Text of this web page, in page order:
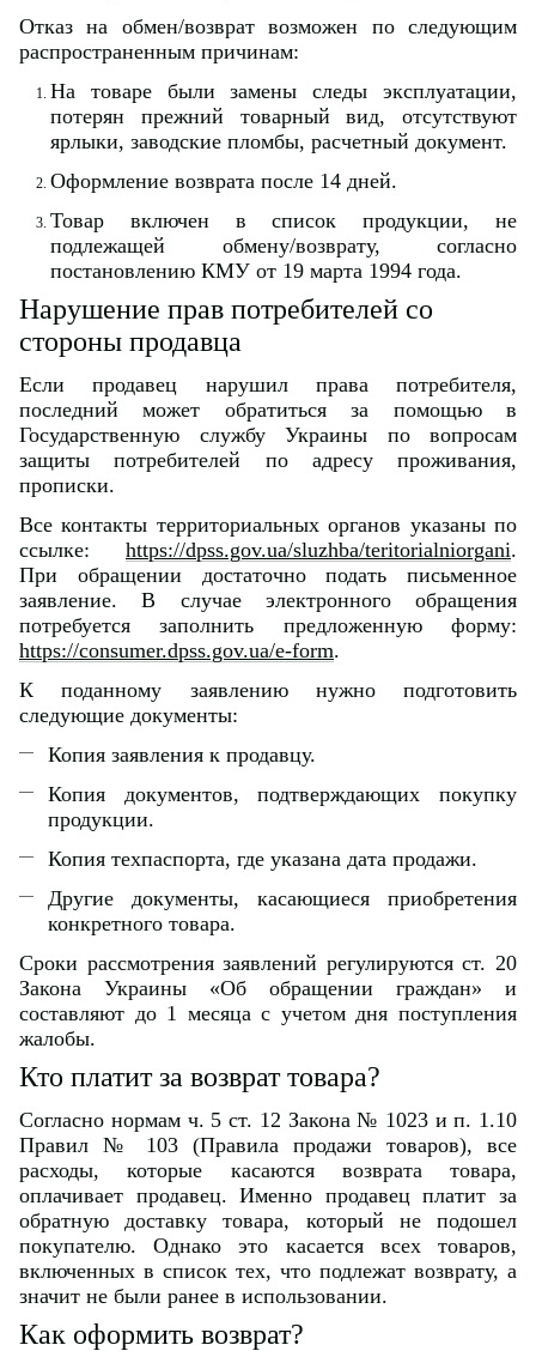
Отказ на обмен/возврат возможен по следующим
распространенным причинам:
На товаре были замены следы эксплуатации,
потерян прежний товарный вид, отсутствуют
ярлыки, заводские пломбы, расчетный документ.
Оформление возврата после 14 дней.
Товар включен в список продукции, не
подлежащей обмену/возврату, согласно
постановлению КМУ от 19 марта 1994 года.
Нарушение прав потребителей со
стороны продавца
Если продавец нарушил права потребителя,
последний может обратиться за помощью в
Государственную службу Украины по вопросам
защиты потребителей по адресу проживания,
прописки.
Все контакты территориальных органов указаны по
ссылке: https://dpss.gov.ua/sluzhba/teritorialniorgani.
При обращении достаточно подать письменное
заявление. В случае электронного обращения
потребуется заполнить предложенную форму:
https://consumer.dpss.gov.ua/e-form.
К поданному заявлению нужно подготовить
следующие документы:
Копия заявления к продавцу.
Копия документов, подтверждающих покупку
продукции.
Копия техпаспорта, где указана дата продажи.
Другие документы, касающиеся приобретения
конкретного товара.
Сроки рассмотрения заявлений регулируются ст. 20
Закона Украины «Об обращении граждан» и
составляют до 1 месяца с учетом дня поступления
жалобы.
Кто платит за возврат товара?
Согласно нормам ч. 5 ст. 12 Закона № 1023 и п. 1.10
Правил № 103 (Правила продажи товаров), все
расходы, которые касаются возврата товара,
оплачивает продавец. Именно продавец платит за
обратную доставку товара, который не подошел
покупателю. Однако это касается всех товаров,
включенных в список тех, что подлежат возврату, а
значит не были ранее в использовании.
Как оформить возврат?